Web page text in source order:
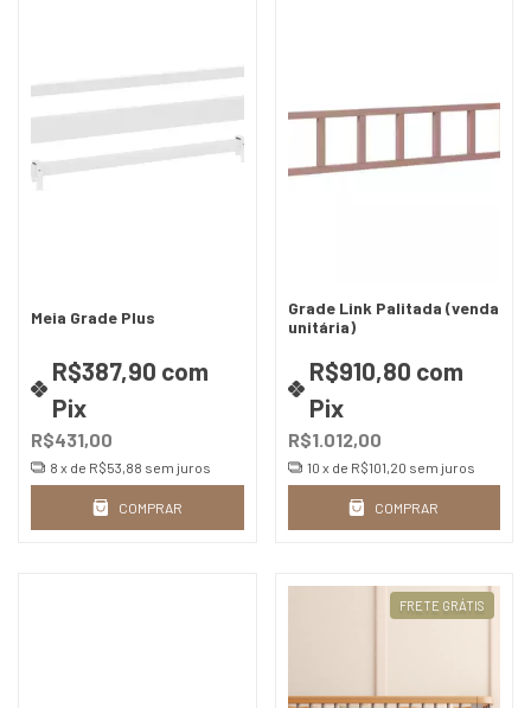
Meia Grade Plus
R$431,00
R$387,90 com
Pix
8 x de R$53,88 sem juros
COMPRAR
Grade Link Palitada (venda
unitária)
R$1.012,00
R$910,80 com
Pix
10 x de R$101,20 sem juros
COMPRAR
FRETE GRÁTIS